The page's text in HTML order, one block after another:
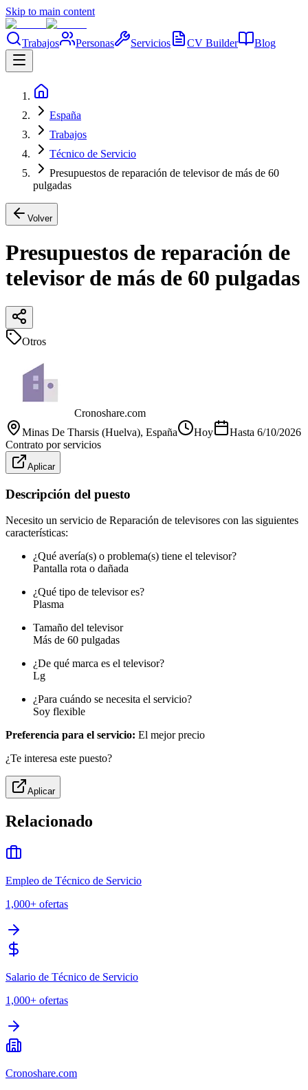
Skip to main content
Trabajos Personas Servicios CV Builder Blog
España
Trabajos
Técnico de Servicio
Presupuestos de reparación de televisor de más de 60
pulgadas
Volver
Presupuestos de reparación de
televisor de más de 60 pulgadas
Otros
Cronoshare.com
Minas De Tharsis (Huelva), España Hoy Hasta 6/10/2026
Contrato por servicios
Aplicar
Descripción del puesto
Necesito un servicio de Reparación de televisores con las siguientes
características:
¿Qué avería(s) o problema(s) tiene el televisor?
Pantalla rota o dañada
¿Qué tipo de televisor es?
Plasma
Tamaño del televisor
Más de 60 pulgadas
¿De qué marca es el televisor?
Lg
¿Para cuándo se necesita el servicio?
Soy flexible
Preferencia para el servicio: El mejor precio
¿Te interesa este puesto?
Aplicar
Relacionado
Empleo de Técnico de Servicio
1,000+ ofertas
Salario de Técnico de Servicio
1,000+ ofertas
Cronoshare.com